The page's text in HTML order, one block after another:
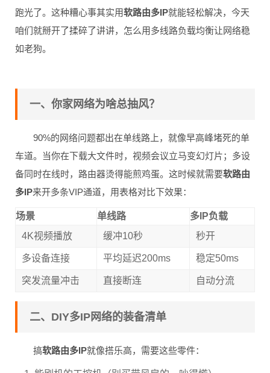
跑光了。这种糟心事其实用软路由多IP就能轻松解决，今天
咱们就掰开了揉碎了讲讲，怎么用多线路负载均衡让网络稳
如老狗。
一、你家网络为啥总抽风？
90%的网络问题都出在单线路上，就像早高峰堵死的单
车道。当你在下载大文件时，视频会议立马变幻灯片；多设
备同时在线时，路由器烫得能煎鸡蛋。这时候就需要软路由
多IP来开多条VIP通道，用表格对比下效果：
场景 单线路
多IP负载
4K视频播放
缓冲10秒 秒开
多设备连接 平均延迟200ms 稳定50ms
突发流量冲击 直接断连 自动分流
二、DIY多IP网络的装备清单
搞软路由多IP就像搭乐高，需要这些零件：